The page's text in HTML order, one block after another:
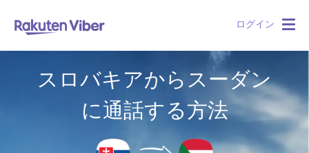
ログイン
スロバキアからスーダン
に通話する方法